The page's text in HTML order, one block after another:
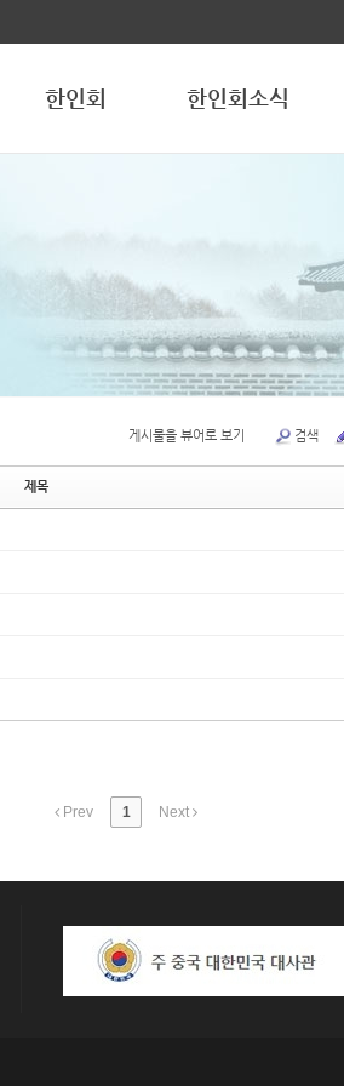
한인회 한인회소식
게시물을 뷰어로 보기 검색
제목
Prev 1 Next